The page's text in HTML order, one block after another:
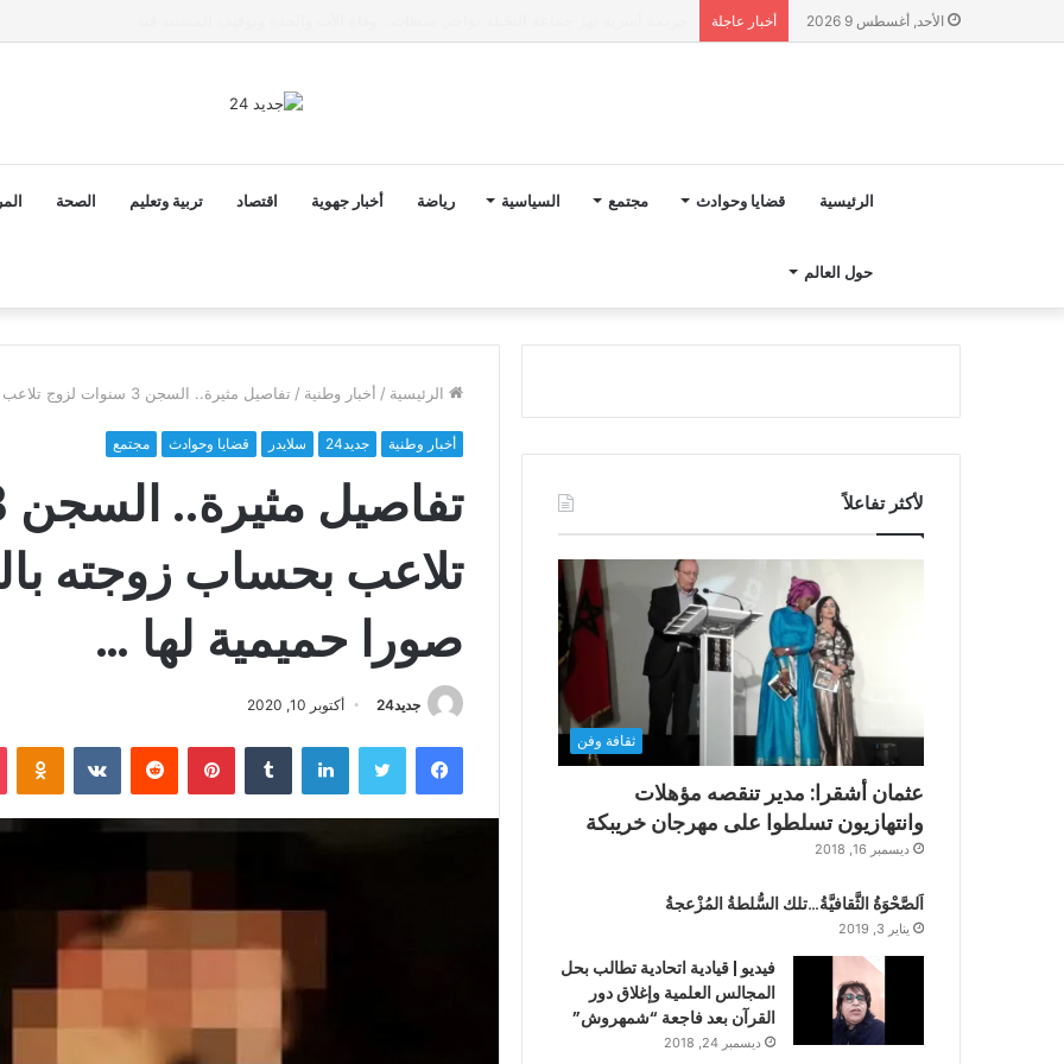
الأحد, أغسطس 9 2026 أخبار عاجلة
الرئيسية قضايا وحوادث مجتمع السياسية رياضة أخبار جهوية اقتصاد تربية وتعليم الصحة
حول العالم
الرئيسية / أخبار وطنية / تفاصيل مثيرة.. السجن 3 سنوات لزوج تلاعب بحساب زوجته بالفيسبوك و وزع صورا حميمية لها …
أخبار وطنية جديد24 سلايدر قضايا وحوادث مجتمع
تلاعب بحساب زوجته
صورا حميمية لها …
جديد24 أكتوبر 10, 2020
فيسبوك تويتر لينكدإن بينتيريست
لأكثر تفاعلاً
ثقافة وفن
عثمان أشقرا: مدير تنقصه مؤهلات
وانتهازيون تسلطوا على مهرجان خريبكة
ديسمبر 16, 2018
اَلصَّحْوَةُ الثَّقافيَّةُ…تلك السُّلطةُ المُزْعجةُ
يناير 3, 2019
فيديو | قيادية اتحادية تطالب بحل
المجالس العلمية وإغلاق دور
القرآن بعد فاجعة “شمهروش”
ديسمبر 24, 2018